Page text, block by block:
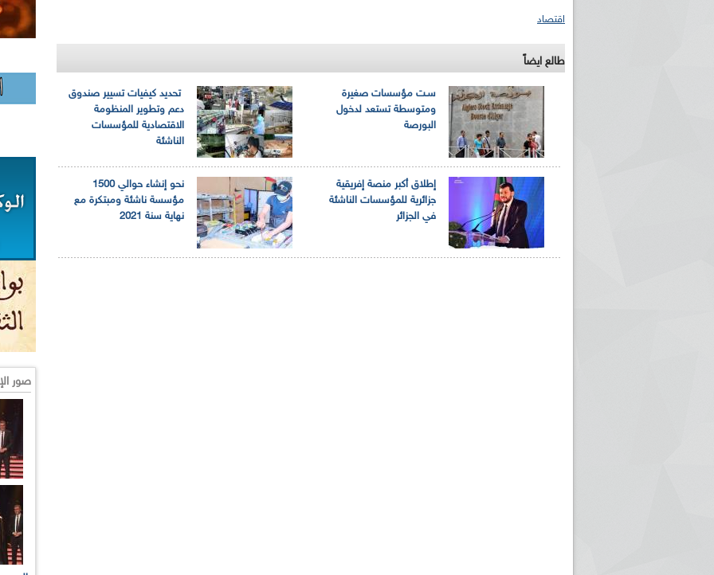
اقتصاد
طالع ايضاً
تحديد كيفيات تسيير صندوق
دعم وتطوير المنظومة
الاقتصادية للمؤسسات
الناشئة
سـت مؤسسات صغيرة
ومتوسطة تستعد لدخول
البورصة
نحو إنشاء حوالي 1500
مؤسسة ناشئة ومبتكرة مع
نهاية سنة 2021
إطلاق أكبر منصة إفريقية
جزائرية للمؤسسات الناشئة
في الجزائر
صور